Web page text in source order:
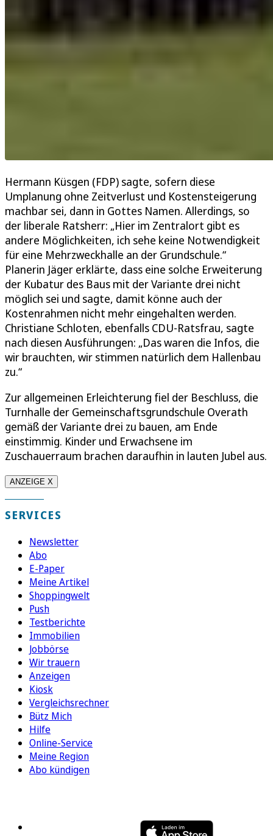
Hermann Küsgen (FDP) sagte, sofern diese
Umplanung ohne Zeitverlust und Kostensteigerung
machbar sei, dann in Gottes Namen. Allerdings, so
der liberale Ratsherr: „Hier im Zentralort gibt es
andere Möglichkeiten, ich sehe keine Notwendigkeit
für eine Mehrzweckhalle an der Grundschule.“
Planerin Jäger erklärte, dass eine solche Erweiterung
der Kubatur des Baus mit der Variante drei nicht
möglich sei und sagte, damit könne auch der
Kostenrahmen nicht mehr eingehalten werden.
Christiane Schloten, ebenfalls CDU-Ratsfrau, sagte
nach diesen Ausführungen: „Das waren die Infos, die
wir brauchten, wir stimmen natürlich dem Hallenbau
zu.“
Zur allgemeinen Erleichterung fiel der Beschluss, die
Turnhalle der Gemeinschaftsgrundschule Overath
gemäß der Variante drei zu bauen, am Ende
einstimmig. Kinder und Erwachsene im
Zuschauerraum brachen daraufhin in lauten Jubel aus.
ANZEIGE X
SERVICES
Newsletter
Abo
E-Paper
Meine Artikel
Shoppingwelt
Push
Testberichte
Immobilien
Jobbörse
Wir trauern
Anzeigen
Kiosk
Vergleichsrechner
Bütz Mich
Hilfe
Online-Service
Meine Region
Abo kündigen